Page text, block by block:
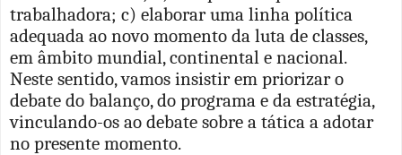
trabalhadora; c) elaborar uma linha política
adequada ao novo momento da luta de classes,
em âmbito mundial, continental e nacional.
Neste sentido, vamos insistir em priorizar o
debate do balanço, do programa e da estratégia,
vinculando-os ao debate sobre a tática a adotar
no presente momento.